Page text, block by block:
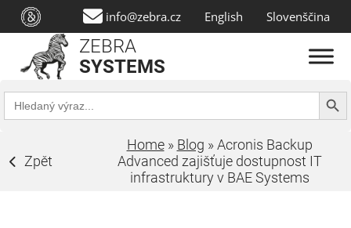
info@zebra.cz English Slovenščina
ZEBRA
SYSTEMS
Search
for:
Search
Zpět
Home» Blog »Acronis Backup
Advanced zajišťuje dostupnost IT
infrastruktury v BAE Systems